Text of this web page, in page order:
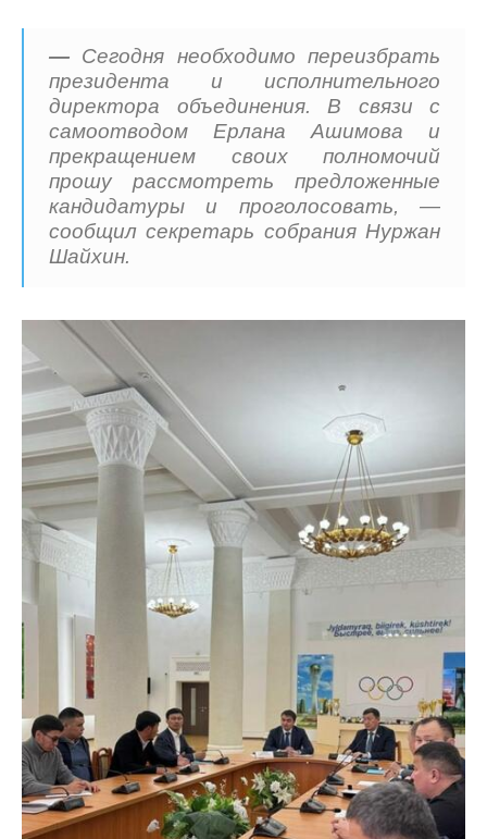
— Сегодня необходимо переизбрать
президента и исполнительного
директора объединения. В связи с
самоотводом Ерлана Ашимова и
прекращением своих полномочий
прошу рассмотреть предложенные
кандидатуры и проголосовать, —
сообщил секретарь собрания Нуржан
Шайхин.